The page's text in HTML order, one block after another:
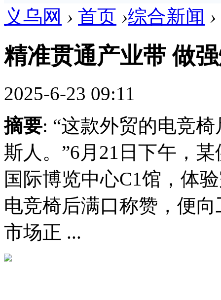
义乌网 › 首页 ›综合新闻 ›
精准贯通产业带 做
2025-6-23 09:11
摘要: “这款外贸的电竞
斯人。”6月21日下午，
国际博览中心C1馆，体
电竞椅后满口称赞，便
市场正 ...